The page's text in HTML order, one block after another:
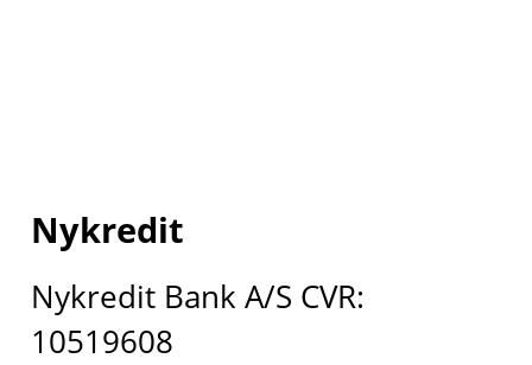
Nykredit
Nykredit Bank A/S CVR:
10519608